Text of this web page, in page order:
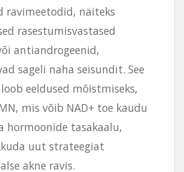
ravimeetodid, näiteks
rasestumisvastased
antiandrogeenid,
sageli naha seisundit. See
eeldused mõistmiseks,
mis võib NAD+ toe kaudu
hormoonide tasakaalu,
uut strateegiat
akne ravis.